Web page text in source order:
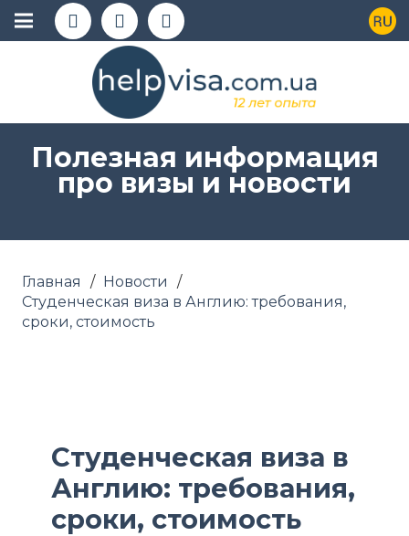
Полезная информация
про визы и новости
Главная / Новости
/
Студенческая виза в Англию: требования,
сроки, стоимость
Студенческая виза в
Англию: требования,
сроки, стоимость